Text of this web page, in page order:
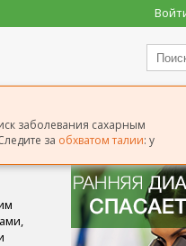
заболевания сахарным
за обхватом талии: у